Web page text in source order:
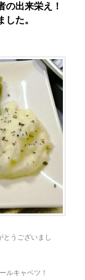
の出来栄え！
た。
とうございまし
ルキャベツ！